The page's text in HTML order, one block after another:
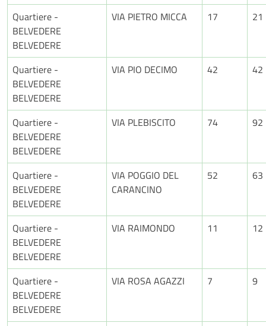
Quartiere -
BELVEDERE
BELVEDERE
VIA PIETRO MICCA 17 21
Quartiere -
BELVEDERE
BELVEDERE
VIA PIO DECIMO 42 42
Quartiere -
BELVEDERE
BELVEDERE
VIA PLEBISCITO 74 92
Quartiere -
BELVEDERE
BELVEDERE
VIA POGGIO DEL
CARANCINO
52 63
Quartiere -
BELVEDERE
BELVEDERE
VIA RAIMONDO 11 12
Quartiere -
BELVEDERE
BELVEDERE
VIA ROSA AGAZZI 7 9